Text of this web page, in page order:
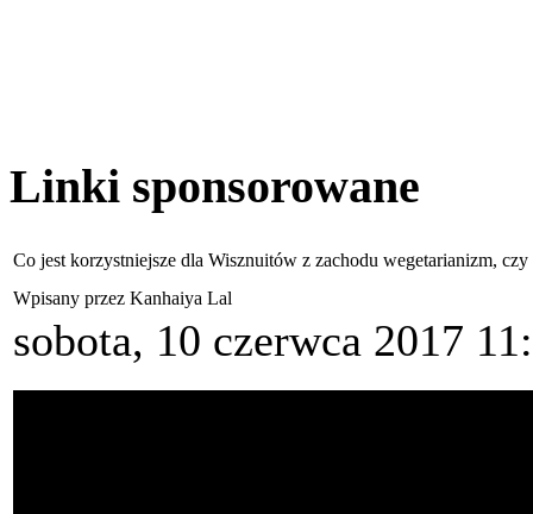
Linki sponsorowane
Co jest korzystniejsze dla Wisznuitów z zachodu wegetarianizm, czy
Wpisany przez Kanhaiya Lal
sobota, 10 czerwca 2017